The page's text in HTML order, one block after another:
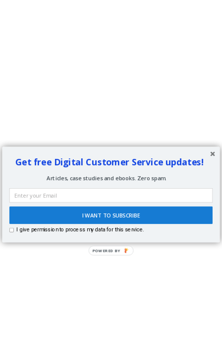
Get free Digital Customer Service updates!
I WANT TO SUBSCRIBE
I give permission to process my data for this service.
Articles, case studies and ebooks. Zero spam.
POWERED BY